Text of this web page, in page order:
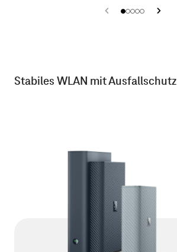
Stabiles WLAN mit Ausfallschutz